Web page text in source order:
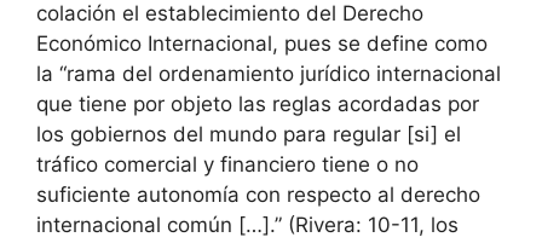
colación el establecimiento del Derecho
Económico Internacional, pues se define como
la “rama del ordenamiento jurídico internacional
que tiene por objeto las reglas acordadas por
los gobiernos del mundo para regular [si] el
tráfico comercial y financiero tiene o no
suficiente autonomía con respecto al derecho
internacional común […].” (Rivera: 10-11, los